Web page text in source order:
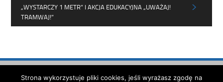
„WYSTARCZY 1 METR” I AKCJA EDUKACYJNA „UWAŻAJ!
TRAMWAJ!”
Strona wykorzystuje pliki cookies, jeśli wyrażasz zgodę na